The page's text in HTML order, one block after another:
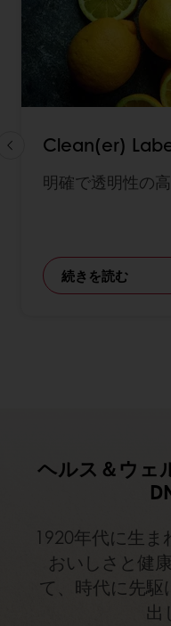
Clean(er)
明確で透明性の
続きを読む
ヘルス＆ウェ
1920年代に生ま
おいしさと健
て、時代に先
出